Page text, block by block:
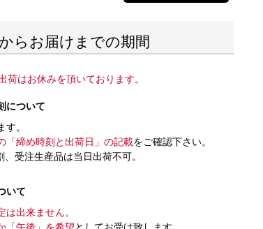
らお届けまでの期間
荷はお休みを頂いております。
について
。
「締め時刻と出荷日」の記載をご確認下さい。
受注生産品は当日出荷不可。
いて
出来ません。